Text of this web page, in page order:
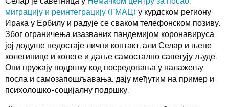
миграцију и реинтеграцију (ГМАЦ) у курдском региону
Ирака у Ербилу и радује се сваком телефонском позиву.
Због ограничења изазваних пандемијом коронавируса
јој додуше недостаје лични контакт, али Селар и њене
колегинице и колеге и даље самостално саветују људе.
Они пружају подршку код посредовања у налажењу
посла и самозапошљавања, дају међутим на пример и
психолошко-социјалну подршку.